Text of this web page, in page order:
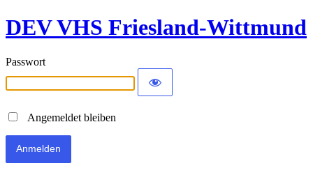
DEV VHS Friesland-Wittmund
Passwort
Angemeldet bleiben